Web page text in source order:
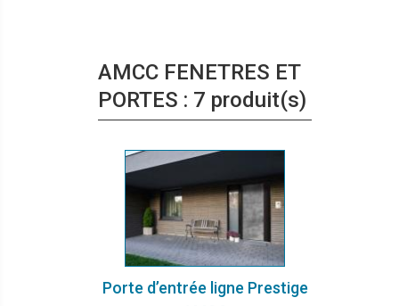
AMCC FENETRES ET
PORTES : 7 produit(s)
Porte d’entrée ligne Prestige